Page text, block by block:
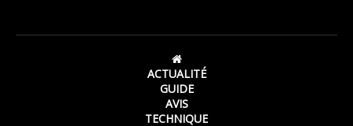
ACTUALITÉ
GUIDE
AVIS
TECHNIQUE